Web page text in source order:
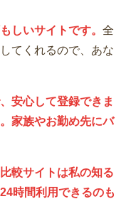
しいサイトです。 全
てくれるので、あな
安心して登録できま
家族やお勤め先にバ
較サイトは私の知る
時間利用できるのも